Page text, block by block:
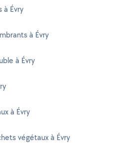
à Évry
à Évry
à Évry
à Évry
végétaux à Évry